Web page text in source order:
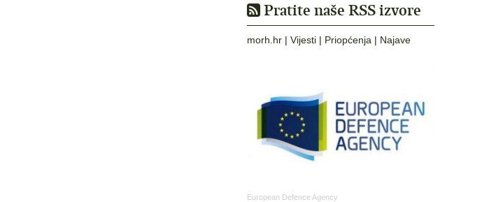
Pratite naše RSS izvore
morh.hr | Vijesti | Priopćenja | Najave
European Defence Agency